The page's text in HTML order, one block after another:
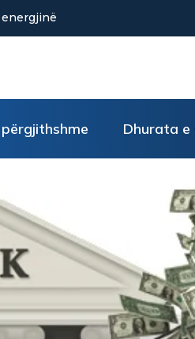
Sa kafe në ditë ndihmon në
Dhurata e